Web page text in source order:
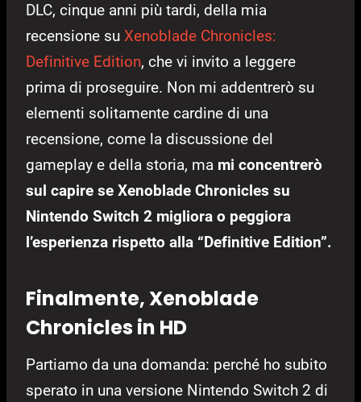
DLC, cinque anni più tardi, della mia
recensione su Xenoblade Chronicles:
Definitive Edition, che vi invito a leggere
prima di proseguire. Non mi addentrerò su
elementi solitamente cardine di una
recensione, come la discussione del
gameplay e della storia, ma mi concentrerò
sul capire se Xenoblade Chronicles su
Nintendo Switch 2 migliora o peggiora
l’esperienza rispetto alla “Definitive Edition”.
Finalmente, Xenoblade
Chronicles in HD
Partiamo da una domanda: perché ho subito
sperato in una versione Nintendo Switch 2 di